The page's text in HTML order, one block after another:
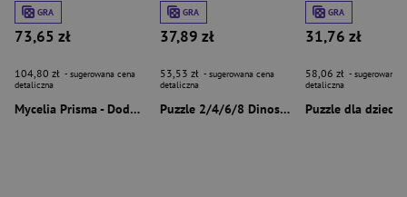
GRA
73,65 zł
104,80 zł - sugerowana cena
detaliczna
Mycelia Prisma - Dodatek do gry
GRA
37,89 zł
53,53 zł - sugerowana cena
detaliczna
Puzzle 2/4/6/8 Dinosaur Friends
GRA
31,76 zł
58,06 zł - sugerowana
detaliczna